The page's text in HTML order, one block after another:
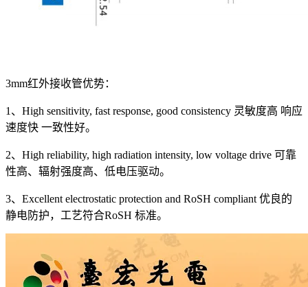
3mm红外接收管优势：
1、High sensitivity, fast response, good consistency 灵敏度高 响应
速度快 一致性好。
2、High reliability, high radiation intensity, low voltage drive 可靠
性高、辐射强度高、低电压驱动。
3、Excellent electrostatic protection and RoSH compliant 优良的
静电防护，工艺符合RoSH 标准。